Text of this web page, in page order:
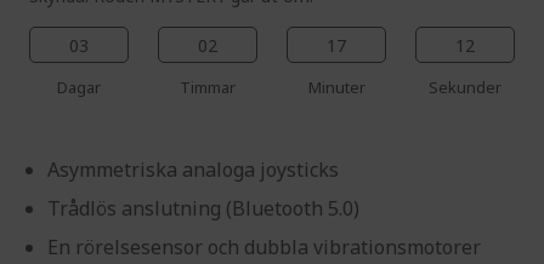
03
Dagar
02
Timmar
17
Minuter
11
Sekunder
Asymmetriska analoga joysticks
Trådlös anslutning (Bluetooth 5.0)
En rörelsesensor och dubbla vibrationsmotorer